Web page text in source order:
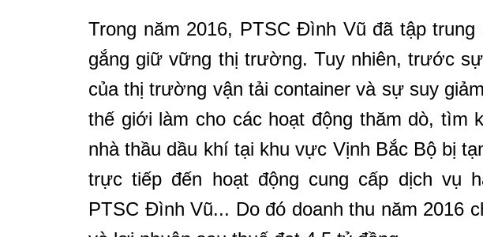
Trong năm 2016, PTSC Đình Vũ đã tập
gắng giữvững thị trường. Tuy nhiên, trước
của thị trường vận tải container và sự suy
thế giới làm cho các hoạt động thăm dò, tìm
nhà thầu dầu khí tại khu vực Vịnh Bắc Bộ bị
trực tiếp đến hoạt động cung cấp dịch vụ
PTSC Đình Vũ... Do đó doanh thu năm 2016